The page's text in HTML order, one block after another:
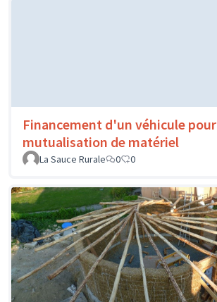
Financement d'un véhicule pour
mutualisation de matériel
La Sauce Rurale
0 0